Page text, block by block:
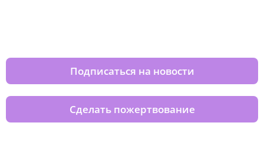
Подписаться на новости
Сделать пожертвование